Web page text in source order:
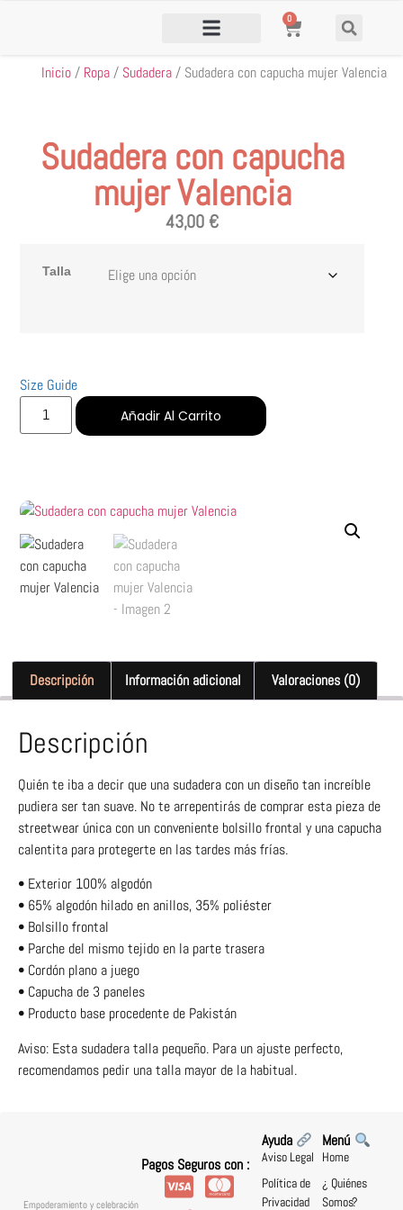
0
Inicio/ Ropa/ Sudadera/ Sudadera con capucha mujer Valencia
Sudadera con capucha
mujer Valencia
43,00€
Talla
Size Guide
Añadir Al Carrito
Descripción Información adicional Valoraciones (0)
Descripción
Quién te iba a decir que una sudadera con un diseño tan increíble
pudiera ser tan suave. No te arrepentirás de comprar esta pieza de
streetwear única con un conveniente bolsillo frontal y una capucha
calentita para protegerte en las tardes más frías.
• Exterior 100% algodón
• 65% algodón hilado en anillos, 35% poliéster
• Bolsillo frontal
• Parche del mismo tejido en la parte trasera
• Cordón plano a juego
• Capucha de 3 paneles
• Producto base procedente de Pakistán
Aviso: Esta sudadera talla pequeño. Para un ajuste perfecto,
recomendamos pedir una talla mayor de la habitual.
Empoderamiento y celebración
Menú
Home
¿ Quiénes
Somos?
Ayuda
Aviso Legal
Política de
Privacidad
Pagos Seguros con :